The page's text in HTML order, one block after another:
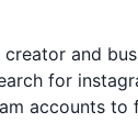
and
for
accounts to